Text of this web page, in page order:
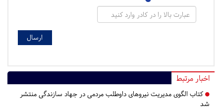
اخبار مرتبط
کتاب الگوی مدیریت نیروهای داوطلب مردمی در جهاد سازندگی منتشر
شد